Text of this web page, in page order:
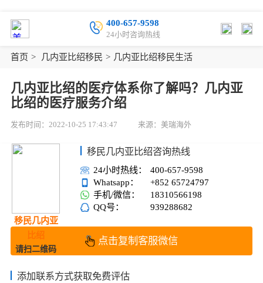
400-657-9598
24小时咨询热线
首页 > 几内亚比绍移民 > 几内亚比绍移民生活
几内亚比绍的医疗体系你了解吗？几内亚
比绍的医疗服务介绍
发布时间：2022-10-25 17:43:47 来源：美瑞海外
移民几内亚
比绍
请扫二维码
移民几内亚比绍咨询热线
24小时热线：
400-657-9598
Whatsapp：
+852 65724797
手机/微信：
18310566198
QQ号：
939288682
点击复制客服微信
添加联系方式获取免费评估